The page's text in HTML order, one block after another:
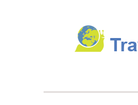
Traveliving